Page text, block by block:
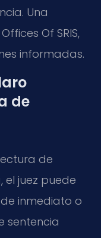
Una
Of SRIS,
informadas.
de
de
el juez puede
inmediato o
sentencia